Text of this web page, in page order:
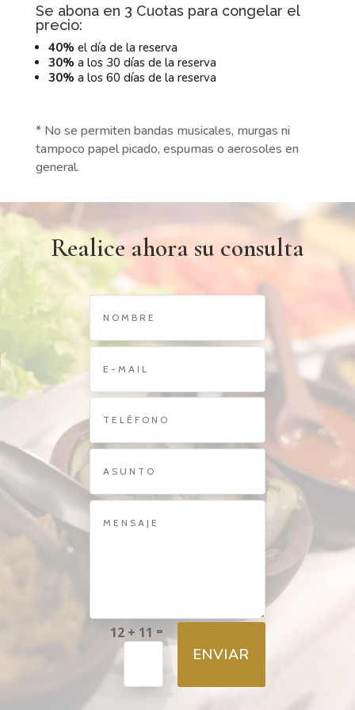
Se abona en 3 Cuotas para congelar el
precio:
40% el día de la reserva
30% a los 30 días de la reserva
30% a los 60 días de la reserva
* No se permiten bandas musicales, murgas ni
tampoco papel picado, espumas o aerosoles en
general.
Realice ahora su consulta
12 + 11 =
ENVIAR